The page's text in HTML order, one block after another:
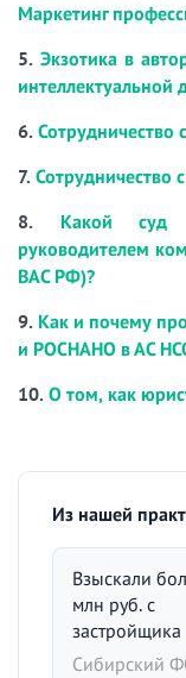
Маркетинг
5. Экзотика в
интеллектуальной
6. Сотрудничество
7. Сотрудничество
8. Какой суд
руководителем
ВАС РФ)?
9. Как и почему
и РОСНАНО в АС
10. О том, как
Из нашей
Взыскали
млн руб. с
застройщика
Сибирский